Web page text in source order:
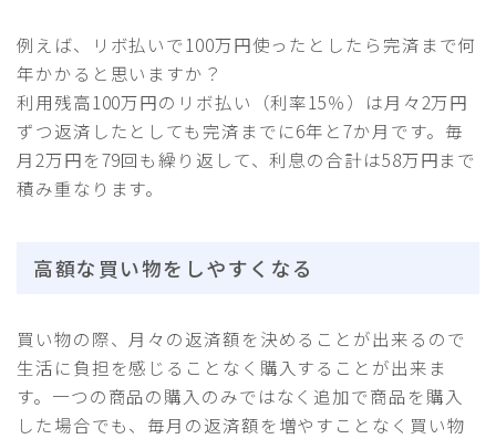
例えば、リボ払いで100万円使ったとしたら完済まで何
年かかると思いますか？
利用残高100万円のリボ払い（利率15％）は月々2万円
ずつ返済したとしても完済までに6年と7か月です。毎
月2万円を79回も繰り返して、利息の合計は58万円まで
積み重なります。
高額な買い物をしやすくなる
買い物の際、月々の返済額を決めることが出来るので
生活に負担を感じることなく購入することが出来ま
す。一つの商品の購入のみではなく追加で商品を購入
した場合でも、毎月の返済額を増やすことなく買い物